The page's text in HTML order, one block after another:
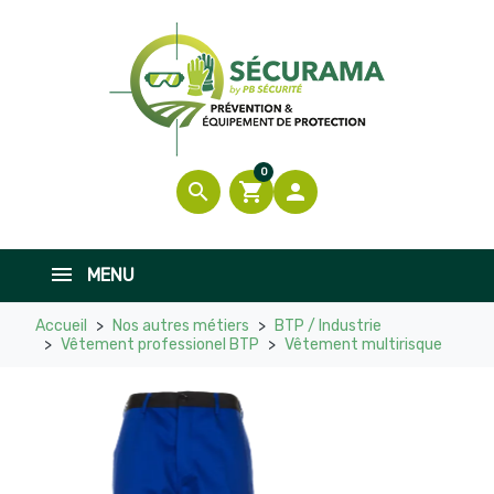
search shopping_cart
0

MENU
Accueil Nos autres métiers
BTP / Industrie
Vêtement professionel BTP
Vêtement multirisque